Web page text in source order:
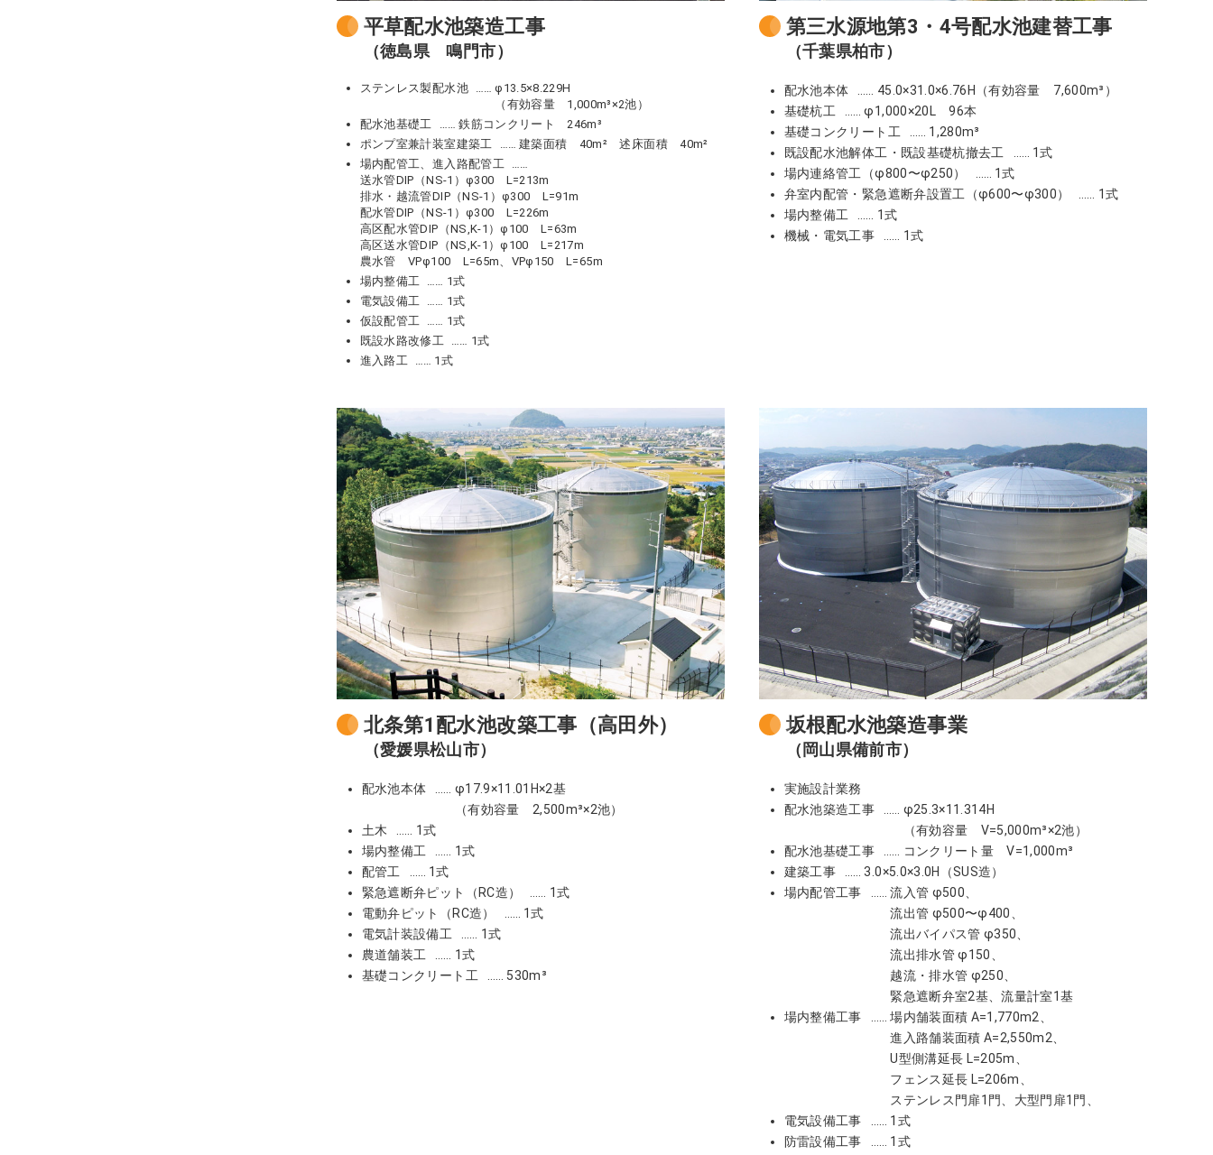
平草配水池築造工事
（徳島県 鳴門市）
ステンレス製配水池
φ13.5×8.229H
（有効容量 1,000m³×2池）
配水池基礎工
鉄筋コンクリート 246m³
ポンプ室兼計装室建築工
建築面積 40m²
述床面積 40m²
場内配管工、進入路配管工
送水管DIP（NS-1）φ300 L=213m
排水・越流管DIP（NS-1）φ300 L=91m
配水管DIP（NS-1）φ300 L=226m
高区配水管DIP（NS,K-1）φ100 L=63m
高区送水管DIP（NS,K-1）φ100 L=217m
農水管 VPφ100 L=65m、VPφ150 L=65m
場内整備工
1式
電気設備工
1式
仮設配管工
1式
既設水路改修工
1式
進入路工
1式
第三水源地第3・4号配水池建替工事
（千葉県柏市）
配水池本体
45.0×31.0×6.76H（有効容量 7,600m³）
基礎杭工
φ1,000×20L 96本
基礎コンクリート工
1,280m³
既設配水池解体工・既設基礎杭撤去工
1式
場内連絡管工（φ800〜φ250）
1式
弁室内配管・緊急遮断弁設置工
（φ600〜φ300）
1式
場内整備工
1式
機械・電気工事
1式
北条第1配水池改築工事（高田外）
（愛媛県松山市）
配水池本体
φ17.9×11.01H×2基
（有効容量 2,500m³×2池）
土木
1式
場内整備工
1式
配管工
1式
緊急遮断弁ピット（RC造）
1式
電動弁ピット（RC造）
1式
電気計装設備工
1式
農道舗装工
1式
基礎コンクリート工
530m³
坂根配水池築造事業
（岡山県備前市）
実施設計業務
配水池築造工事
φ25.3×11.314H
（有効容量 V=5,000m³×2池）
配水池基礎工事
コンクリート量 V=1,000m³
建築工事
3.0×5.0×3.0H（SUS造）
場内配管工事
流入管 φ500、
流出管 φ500〜φ400、
流出バイパス管 φ350、
流出排水管 φ150、
越流・排水管 φ250、
緊急遮断弁室2基、流量計室1基
場内整備工事
場内舗装面積 A=1,770m2、
進入路舗装面積 A=2,550m2、
U型側溝延長 L=205m、
フェンス延長 L=206m、
ステンレス門扉1門、大型門扉1門、
電気設備工事
1式
防雷設備工事
1式